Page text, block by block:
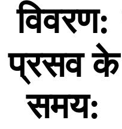
विवरण:
प्रसव के
समय: